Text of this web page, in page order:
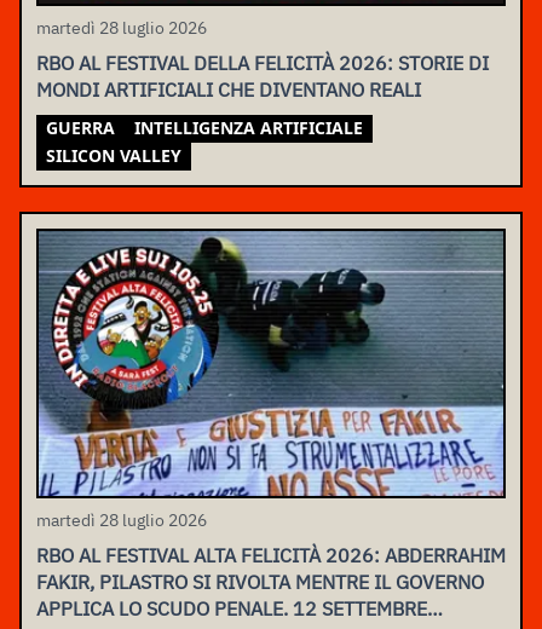
martedì 28 luglio 2026
RBO AL FESTIVAL DELLA FELICITÀ 2026: STORIE DI
MONDI ARTIFICIALI CHE DIVENTANO REALI
GUERRA
INTELLIGENZA ARTIFICIALE
SILICON VALLEY
martedì 28 luglio 2026
RBO AL FESTIVAL ALTA FELICITÀ 2026: ABDERRAHIM
FAKIR, PILASTRO SI RIVOLTA MENTRE IL GOVERNO
APPLICA LO SCUDO PENALE. 12 SETTEMBRE